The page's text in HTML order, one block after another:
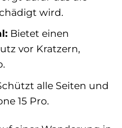
wird.
Bietet einen
vor Kratzern,
alle Seiten und
15 Pro.